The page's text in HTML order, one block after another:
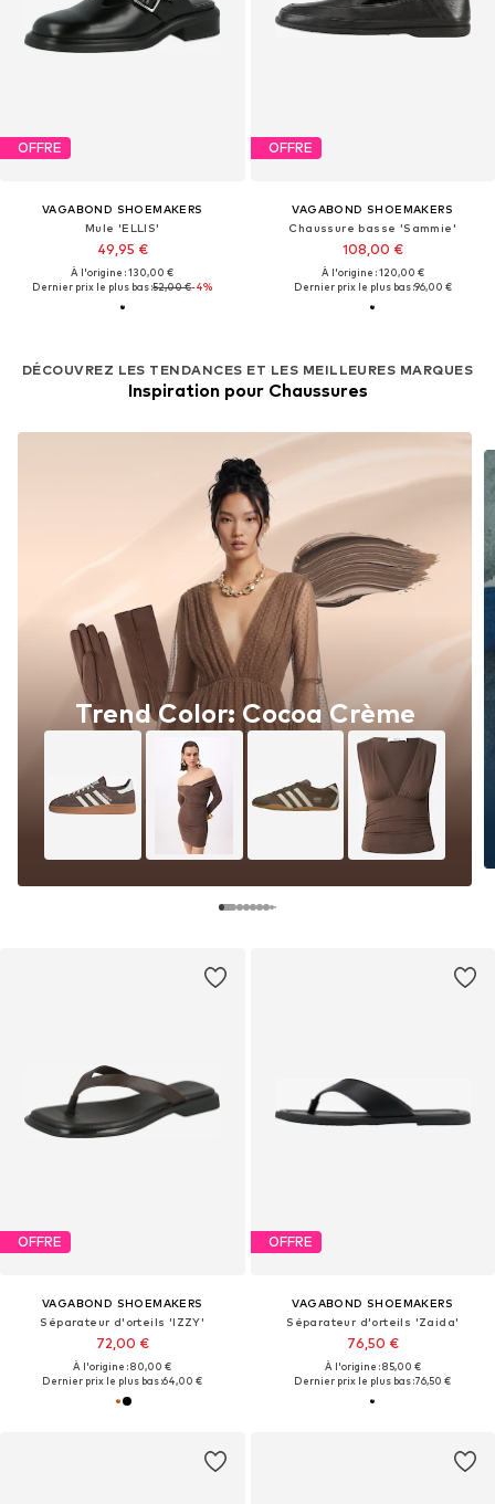
OFFRE
VAGABOND SHOEMAKERS
Mule 'ELLIS'
49,95 €
À l'origine : 130,00 €
Dernier prix le plus bas :52,00 €-4%
OFFRE
VAGABOND SHOEMAKERS
Chaussure basse 'Sammie'
108,00 €
À l'origine : 120,00 €
Dernier prix le plus bas :96,00 €
DÉCOUVREZ LES TENDANCES ET LES MEILLEURES MARQUES
Inspiration pour Chaussures
Trend Color: Cocoa Crème
OFFRE
VAGABOND SHOEMAKERS
Séparateur d'orteils 'IZZY'
72,00 €
À l'origine : 80,00 €
Dernier prix le plus bas :64,00 €
OFFRE
VAGABOND SHOEMAKERS
Séparateur d'orteils 'Zaida'
76,50 €
À l'origine : 85,00 €
Dernier prix le plus bas :76,50 €